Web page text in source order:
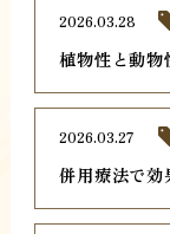
植物性と動物
2026.03.28
併用療法で効
2026.03.27